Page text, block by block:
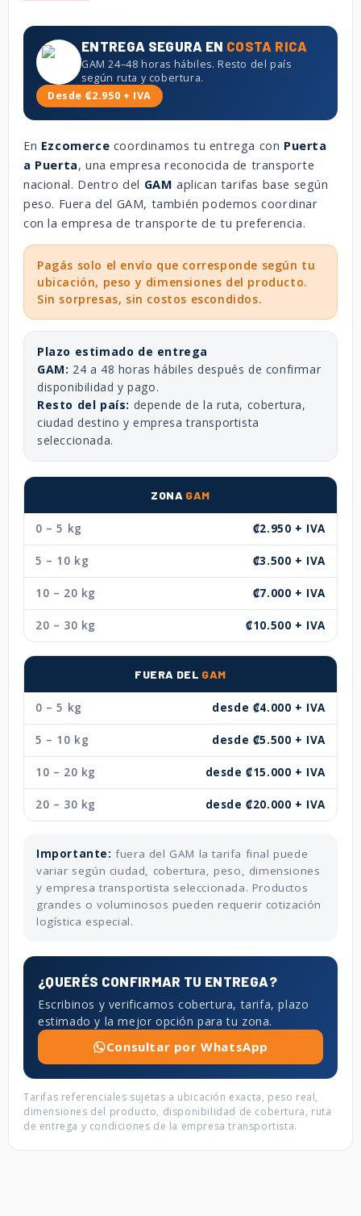
ENTREGA SEGURA EN COSTA RICA
GAM 24–48 horas hábiles. Resto del país
según ruta y cobertura.
Desde ₡2.950 + IVA
En Ezcomerce coordinamos tu entrega con Puerta
a Puerta, una empresa reconocida de transporte
nacional. Dentro del GAM aplican tarifas base según
peso. Fuera del GAM, también podemos coordinar
con la empresa de transporte de tu preferencia.
Pagás solo el envío que corresponde según tu
ubicación, peso y dimensiones del producto.
Sin sorpresas, sin costos escondidos.
Plazo estimado de entrega
GAM: 24 a 48 horas hábiles después de confirmar
disponibilidad y pago.
Resto del país: depende de la ruta, cobertura,
ciudad destino y empresa transportista
seleccionada.
ZONA GAM
0 – 5 kg ₡2.950 + IVA
5 – 10 kg ₡3.500 + IVA
10 – 20 kg ₡7.000 + IVA
20 – 30 kg ₡10.500 + IVA
FUERA DEL GAM
0 – 5 kg desde ₡4.000 + IVA
5 – 10 kg desde ₡5.500 + IVA
10 – 20 kg desde ₡15.000 + IVA
20 – 30 kg desde ₡20.000 + IVA
Importante: fuera del GAM la tarifa final puede
variar según ciudad, cobertura, peso, dimensiones
y empresa transportista seleccionada. Productos
grandes o voluminosos pueden requerir cotización
logística especial.
¿QUERÉS CONFIRMAR TU ENTREGA?
Escribinos y verificamos cobertura, tarifa, plazo
estimado y la mejor opción para tu zona.
Consultar por WhatsApp
Tarifas referenciales sujetas a ubicación exacta, peso real,
dimensiones del producto, disponibilidad de cobertura, ruta
de entrega y condiciones de la empresa transportista.